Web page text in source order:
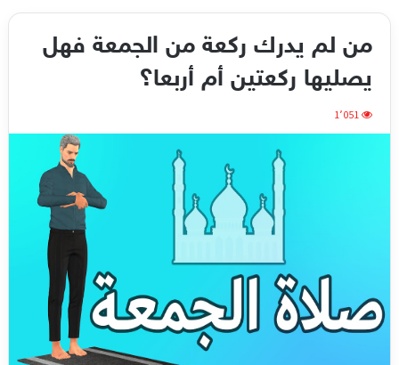
من لم يدرك ركعة من الجمعة فهل
يصليها ركعتين أم أربعا؟
1٬051